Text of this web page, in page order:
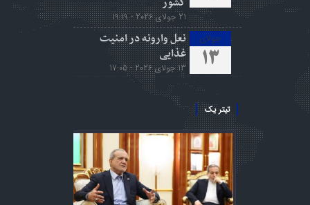
21 جولای 2026 - 19:19
جولای
13
نعل وارونه در امنیت
غذایی
13 جولای 2026 - 17:05
تیتر یک